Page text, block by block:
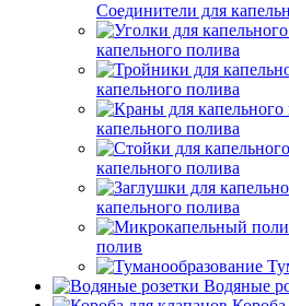
Соединители для
капельного полива
капельного полива
капельного полива
капельного полива
капельного полива
полив
Водяные